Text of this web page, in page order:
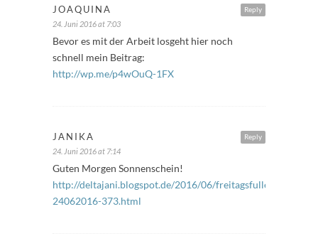
Reply
JOAQUINA
24. Juni 2016 at 7:03
Bevor es mit der Arbeit losgeht hier noch
schnell mein Beitrag:
http://wp.me/p4wOuQ-1FX
Reply
JANIKA
24. Juni 2016 at 7:14
Guten Morgen Sonnenschein!
http://deltajani.blogspot.de/2016/06/freitagsfuller-
24062016-373.html